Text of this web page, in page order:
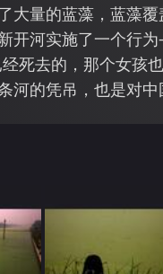
大量的蓝藻，蓝藻
开河实施了一个行
死去的，那个女孩
河的凭吊，也是对中